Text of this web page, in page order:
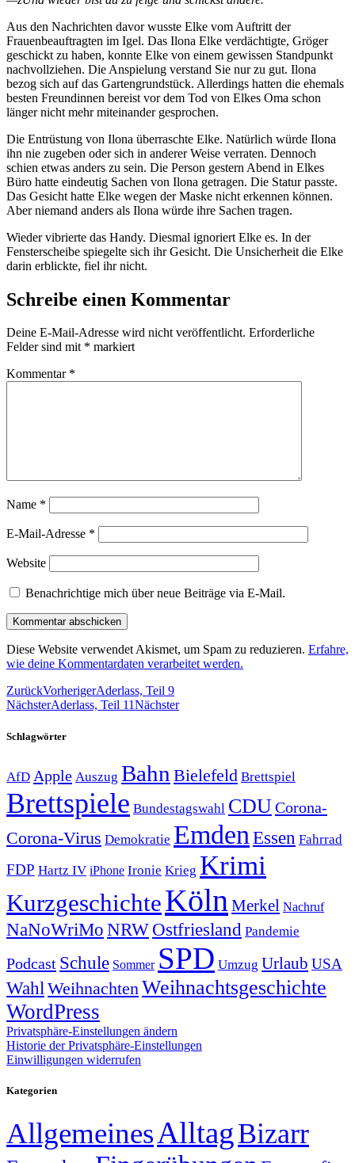
Aus den Nachrichten davor wusste Elke vom Auftritt der
Frauenbeauftragten im Igel. Das Ilona Elke verdächtigte, Gröger
geschickt zu haben, konnte Elke von einem gewissen Standpunkt
nachvollziehen. Die Anspielung verstand Sie nur zu gut. Ilona
bezog sich auf das Gartengrundstück. Allerdings hatten die ehemals
besten Freundinnen bereist vor dem Tod von Elkes Oma schon
länger nicht mehr miteinander gesprochen.
Die Entrüstung von Ilona überraschte Elke. Natürlich würde Ilona
ihn nie zugeben oder sich in anderer Weise verraten. Dennoch
schien etwas anders zu sein. Die Person gestern Abend in Elkes
Büro hatte eindeutig Sachen von Ilona getragen. Die Statur passte.
Das Gesicht hatte Elke wegen der Maske nicht erkennen können.
Aber niemand anders als Ilona würde ihre Sachen tragen.
Wieder vibrierte das Handy. Diesmal ignoriert Elke es. In der
Fensterscheibe spiegelte sich ihr Gesicht. Die Unsicherheit die Elke
darin erblickte, fiel ihr nicht.
Schreibe einen Kommentar
Deine E-Mail-Adresse wird nicht veröffentlicht. Erforderliche
Felder sind mit * markiert
Kommentar *
Name *
E-Mail-Adresse *
Website
Benachrichtige mich über neue Beiträge via E-Mail.
Diese Website verwendet Akismet, um Spam zu reduzieren. Erfahre,
wie deine Kommentardaten verarbeitet werden.
ZurückVorherigerAderlass, Teil 9
NächsterAderlass, Teil 11Nächster
Schlagwörter
AfD Apple Auszug Bahn Bielefeld Brettspiel
Brettspiele Bundestagswahl CDUCorona-
Corona-Virus Demokratie Emden Essen Fahrrad
FDP Hartz IV iPhone Ironie Krieg Krimi
KurzgeschichteKöln Merkel Nachruf
NaNoWriMo NRWOstfriesland Pandemie
Podcast Schule Sommer SPD Umzug Urlaub USA
Wahl Weihnachten Weihnachtsgeschichte
WordPress
Privatsphäre-Einstellungen ändern
Historie der Privatsphäre-Einstellungen
Einwilligungen widerrufen
Kategorien
AllgemeinesAlltagBizarr